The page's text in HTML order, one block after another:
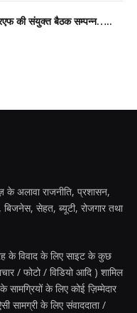
की संयुक्त बैठक सम्पन्न…..
के अलावा राजनीति, प्रशासन,
सेहत, ब्यूटी, रोजगार तथा
के विवाद के लिए साइट के कुछ
/ फोटो / विडियो आदि ) शामिल
के लिए कोई ज़िम्मेदार
सामग्री के लिए संवाददाता /